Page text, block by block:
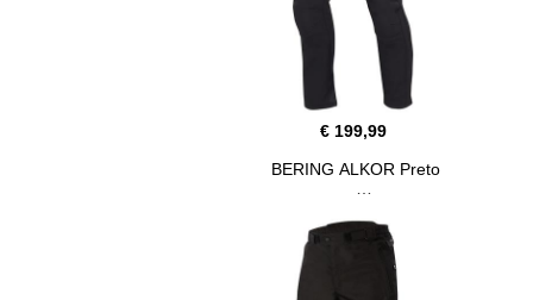
€ 199,99
BERING ALKOR Preto